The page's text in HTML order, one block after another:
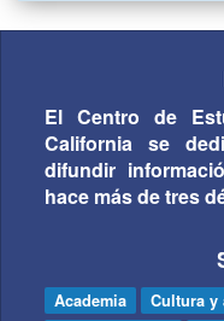
El Centro de
California se
difundir
hace más de tres
Academia Cultura y